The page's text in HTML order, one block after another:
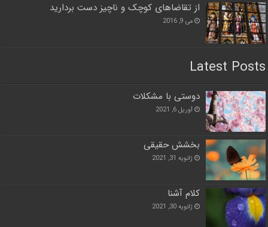
از تقاضاهای کوچک و ناچیز دست بردارید
می 9, 2016
Latest Posts
دوستی با مشکلات
آوریل 6, 2021
بخشش حقیقی
ژانویه 31, 2021
کلام آشنا
ژانویه 30, 2021